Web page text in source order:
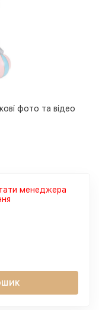
фото та відео
менеджера